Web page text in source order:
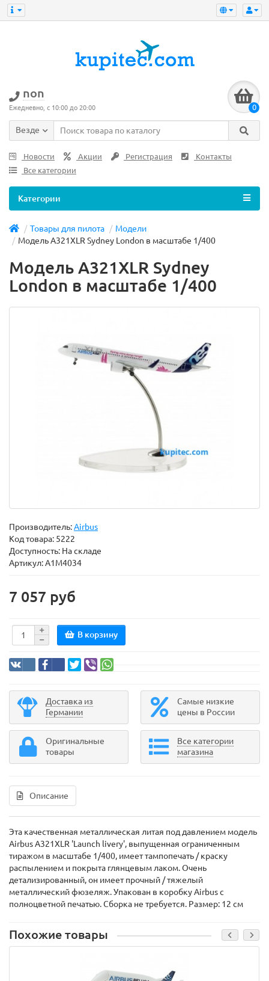
non
Ежедневно, с 10:00 до 20:00 0
Везде
Новости Акции Регистрация
Контакты
Все категории
Категории
Товары для пилота
Модели
Модель A321XLR Sydney London в масштабе 1/400
Модель A321XLR Sydney
London в масштабе 1/400
Производитель:Airbus
Код товара: 5222
Доступность: На складе
Артикул: A1M4034
7 057 руб
В корзину
Доставка из
Германии
Самые низкие
цены в России
Оригинальные
товары
Все категории
магазина
Описание
Эта качественная металлическая литая под давлением модель
Airbus A321XLR 'Launch livery', выпущенная ограниченным
тиражом в масштабе 1/400, имеет тампопечать / краску
распылением и покрыта глянцевым лаком. Очень
детализированный, он имеет прочный / тяжелый
металлический фюзеляж. Упакован в коробку Airbus с
полноцветной печатью. Сборка не требуется. Размер: 12 см
Похожие товары